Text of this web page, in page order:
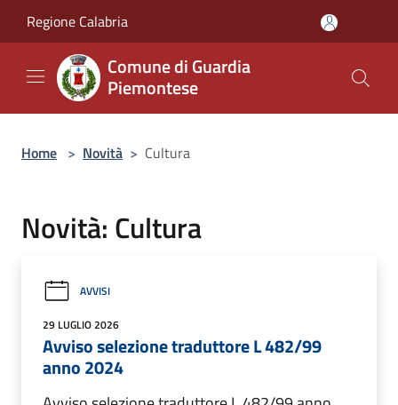
Regione Calabria
Comune di Guardia
Piemontese
Home > Novità > Cultura
Novità: Cultura
AVVISI
29 LUGLIO 2026
Avviso selezione traduttore L 482/99
anno 2024